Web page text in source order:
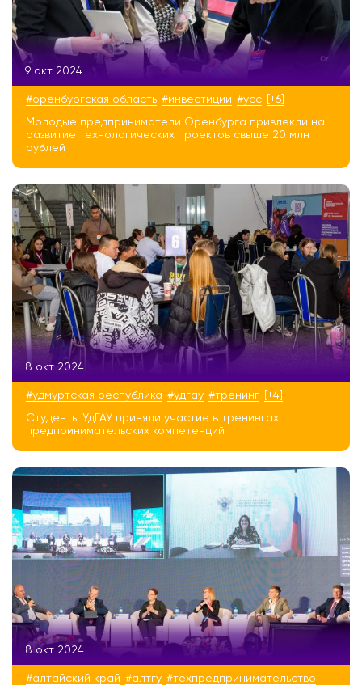
9 окт 2024
#оренбургская область #инвестиции #усс
[+6]
Молодые предприниматели Оренбурга привлекли на
развитие технологических проектов свыше 20 млн
рублей
8 окт 2024
#удмуртская республика #удгау #тренинг
[+4]
Студенты УдГАУ приняли участие в тренингах
предпринимательских компетенций
8 окт 2024
#алтайский край #алтгу #техпредпринимательство